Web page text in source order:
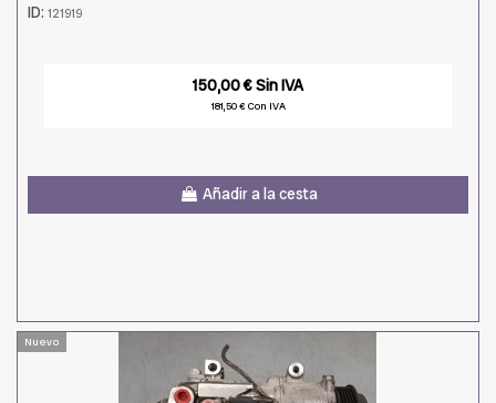
ID: 121919
150,00 € Sin IVA
181,50 € Con IVA
Añadir a la cesta
Nuevo